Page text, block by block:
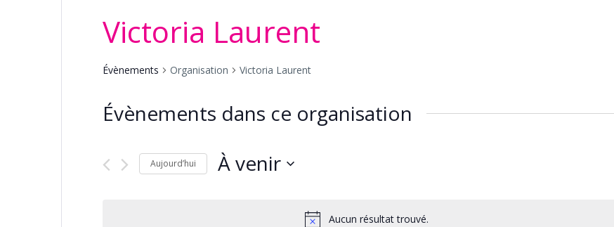
Aucun résultat trouvé.
Victoria Laurent
Évènements Organisation Victoria Laurent
Évènements dans ce organisation
Aujourd’hui À venir